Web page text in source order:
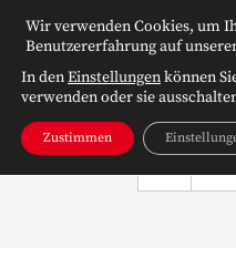
Wir verwenden Cookies, um
Benutzererfahrung auf
In denEinstellungenkönnen
verwenden oder sie
Zustimmen